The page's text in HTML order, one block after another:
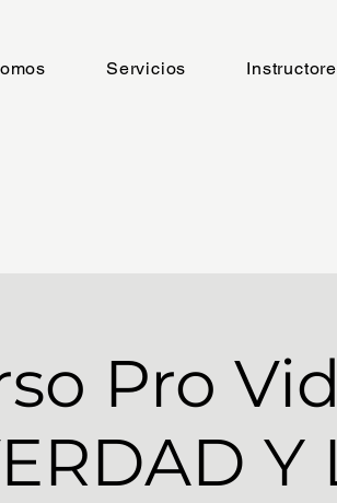
Servicios
Pro
Y